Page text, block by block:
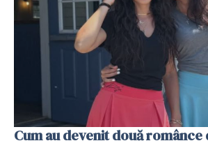
Cum au devenit două